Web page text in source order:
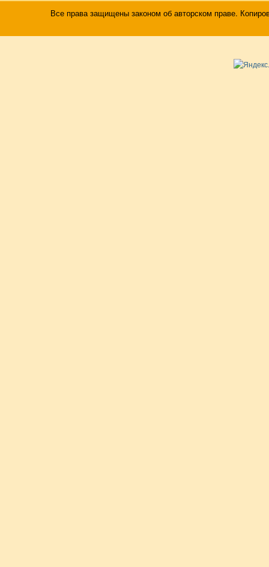
Все права защищены законом об авторском праве.